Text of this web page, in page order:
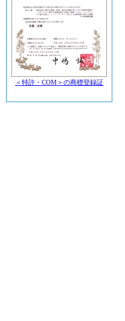
＜特許・COM＞の商標登録証